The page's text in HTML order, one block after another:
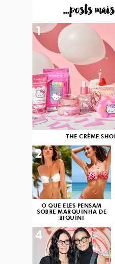
...posts
THE CRÈME
1
O QUE ELES PENSAM
SOBRE MARQUINHA DE
BIQUÍNI
2
4